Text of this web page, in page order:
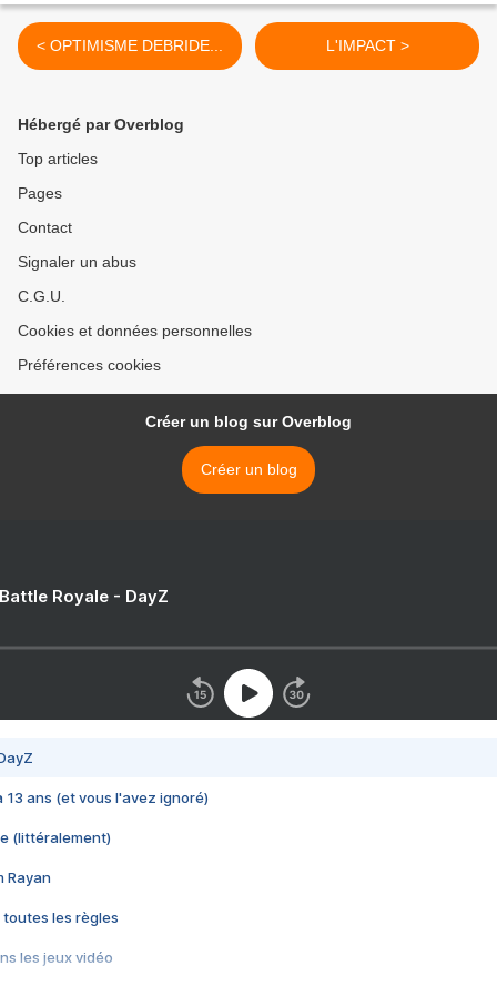
< OPTIMISME DEBRIDE... L'IMPACT >
Hébergé par Overblog
Top articles
Pages
Contact
Signaler un abus
C.G.U.
Cookies et données personnelles
Préférences cookies
Créer un blog sur Overblog
Créer un blog
Royale - DayZ
13 ans (et vous l'avez ignoré)
(littéralement)
Rayan
toutes les règles
les jeux vidéo